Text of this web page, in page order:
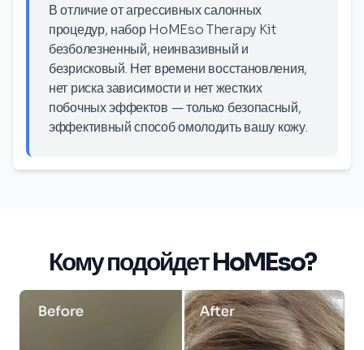
В отличие от агрессивных салонных
процедур, набор HoMEso Therapy Kit
безболезненный, неинвазивный и
безрисковый. Нет времени восстановления,
нет риска зависимости и нет жестких
побочных эффектов — только безопасный,
эффективный способ омолодить вашу кожу.
Кому подойдет HoMEso?